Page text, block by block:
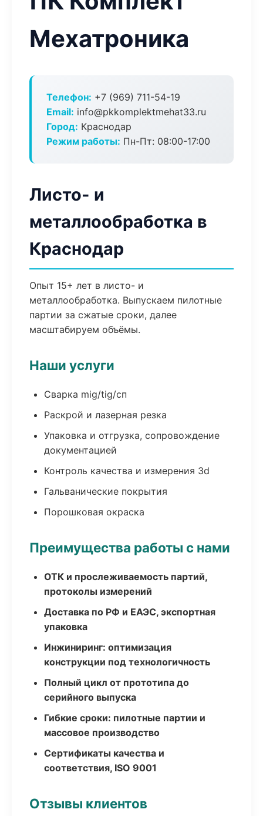
Мехатроника
Телефон: +7 (969) 711-54-19
Email: info@pkkomplektmehat33.ru
Город: Краснодар
Режим работы: Пн-Пт: 08:00-17:00
Листо- и
металлообработка в
Краснодар
Опыт 15+ лет в листо- и
металлообработка. Выпускаем пилотные
партии за сжатые сроки, далее
масштабируем объёмы.
Наши услуги
Сварка mig/tig/сп
Раскрой и лазерная резка
Упаковка и отгрузка, сопровождение
документацией
Контроль качества и измерения 3d
Гальванические покрытия
Порошковая окраска
Преимущества работы с нами
ОТК и прослеживаемость партий,
протоколы измерений
Доставка по РФ и ЕАЭС, экспортная
упаковка
Инжиниринг: оптимизация
конструкции под технологичность
Полный цикл от прототипа до
серийного выпуска
Гибкие сроки: пилотные партии и
массовое производство
Сертификаты качества и
соответствия, ISO 9001
Отзывы клиентов